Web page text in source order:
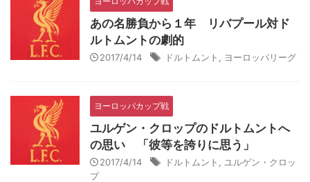
あの名勝負から１年 リバプール対ド
ルトムントの劇的
2017/4/14 ドルトムント ヨーロッパリーグ
ヨーロッパカップ戦
ユルゲン・クロップのドルトムントへ
の思い 「彼等を誇りに思う」
2017/4/14 ドルトムント
ユルゲン・クロッ
プ